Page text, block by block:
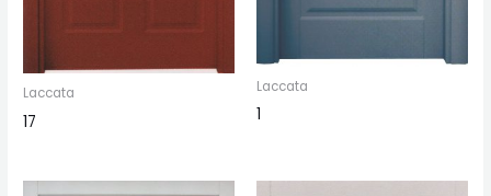
Laccata
17
Laccata
1